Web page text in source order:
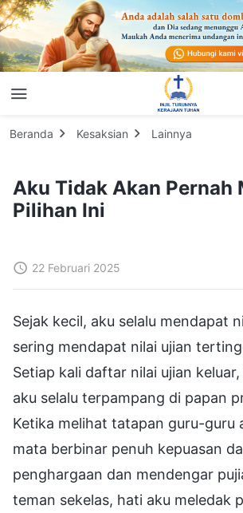
Beranda Kesaksian Lainnya
Aku Tidak Akan Pernah
Pilihan Ini
22 Februari 2025
Sejak kecil, aku selalu mendapat
sering mendapat nilai ujian
Setiap kali daftar nilai ujian
aku selalu terpampang di papan
Ketika melihat tatapan guru-guru
mata berbinar penuh kepuasan
penghargaan dan mendengar
teman sekelas, hati aku meledak